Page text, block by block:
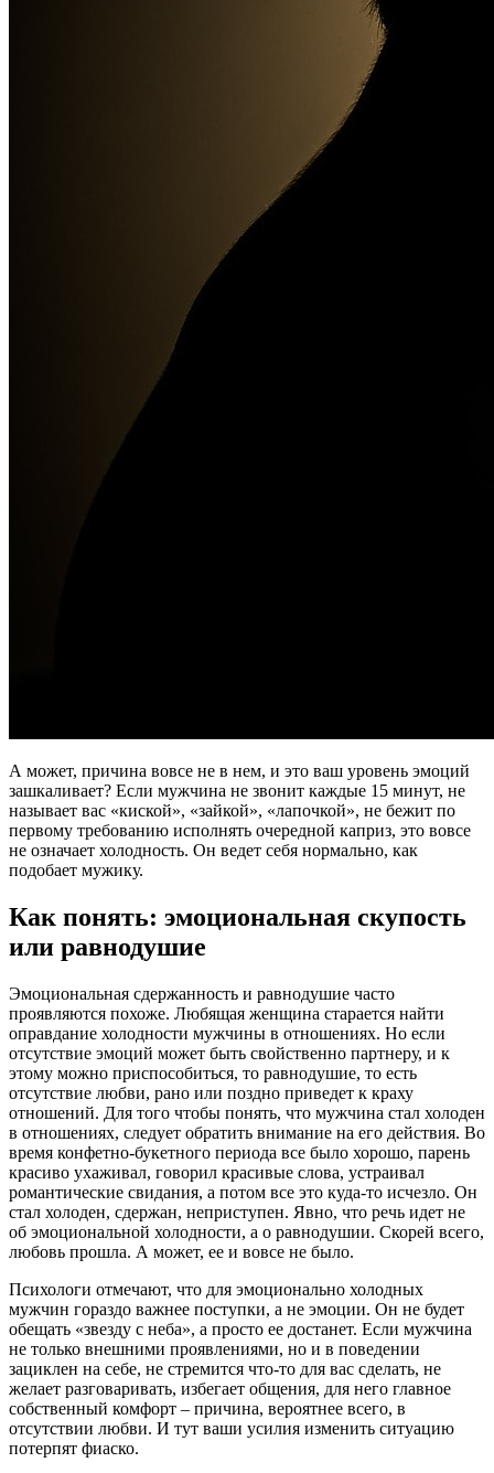
А может, причина вовсе не в нем, и это ваш уровень эмоций
зашкаливает? Если мужчина не звонит каждые 15 минут, не
называет вас «киской», «зайкой», «лапочкой», не бежит по
первому требованию исполнять очередной каприз, это вовсе
не означает холодность. Он ведет себя нормально, как
подобает мужику.
Как понять: эмоциональная скупость
или равнодушие
Эмоциональная сдержанность и равнодушие часто
проявляются похоже. Любящая женщина старается найти
оправдание холодности мужчины в отношениях. Но если
отсутствие эмоций может быть свойственно партнеру, и к
этому можно приспособиться, то равнодушие, то есть
отсутствие любви, рано или поздно приведет к краху
отношений. Для того чтобы понять, что мужчина стал холоден
в отношениях, следует обратить внимание на его действия. Во
время конфетно-букетного периода все было хорошо, парень
красиво ухаживал, говорил красивые слова, устраивал
романтические свидания, а потом все это куда-то исчезло. Он
стал холоден, сдержан, неприступен. Явно, что речь идет не
об эмоциональной холодности, а о равнодушии. Скорей всего,
любовь прошла. А может, ее и вовсе не было.
Психологи отмечают, что для эмоционально холодных
мужчин гораздо важнее поступки, а не эмоции. Он не будет
обещать «звезду с неба», а просто ее достанет. Если мужчина
не только внешними проявлениями, но и в поведении
зациклен на себе, не стремится что-то для вас сделать, не
желает разговаривать, избегает общения, для него главное
собственный комфорт – причина, вероятнее всего, в
отсутствии любви. И тут ваши усилия изменить ситуацию
потерпят фиаско.